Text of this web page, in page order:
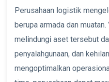
Perusahaan logistik
berupa armada dan
melindungi aset tersebut
penyalahgunaan, dan
mengoptimalkan